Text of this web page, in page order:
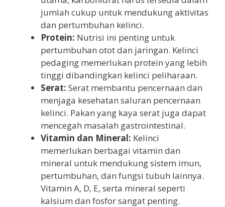
jumlah cukup untuk mendukung aktivitas
dan pertumbuhan kelinci.
Protein: Nutrisi ini penting untuk
pertumbuhan otot dan jaringan. Kelinci
pedaging memerlukan protein yang lebih
tinggi dibandingkan kelinci peliharaan.
Serat: Serat membantu pencernaan dan
menjaga kesehatan saluran pencernaan
kelinci. Pakan yang kaya serat juga dapat
mencegah masalah gastrointestinal.
Vitamin dan Mineral: Kelinci
memerlukan berbagai vitamin dan
mineral untuk mendukung sistem imun,
pertumbuhan, dan fungsi tubuh lainnya.
Vitamin A, D, E, serta mineral seperti
kalsium dan fosfor sangat penting.